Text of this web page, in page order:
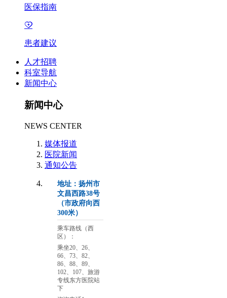
医保指南
患者建议
人才招聘
科室导航
新闻中心
新闻中心
NEWS CENTER
媒体报道
医院新闻
通知公告
地址：扬州市
文昌西路38号
（市政府向西
300米）
乘车路线（西
区）：
乘坐20、26、
66、73、82、
86、88、89、
102、107、旅游
专线东方医院站
下